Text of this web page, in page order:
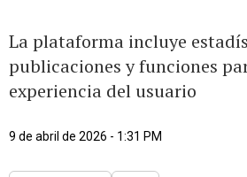
La plataforma incluye
publicaciones y funciones
experiencia del usuario
9 de abril de 2026 - 1:31 PM